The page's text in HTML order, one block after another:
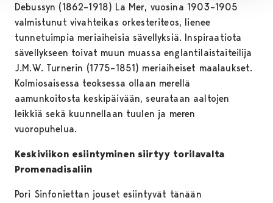
Debussyn (1862–1918) La Mer, vuosina 1903–1905
valmistunut vivahteikas orkesteriteos, lienee
tunnetuimpia meriaiheisia sävellyksiä. Inspiraatiota
sävellykseen toivat muun muassa englantilaistaiteilija
J.M.W. Turnerin (1775–1851) meriaiheiset maalaukset.
Kolmiosaisessa teoksessa ollaan merellä
aamunkoitosta keskipäivään, seurataan aaltojen
leikkiä sekä kuunnellaan tuulen ja meren
vuoropuhelua.
Keskiviikon esiintyminen siirtyy torilavalta
Promenadisaliin
Pori Sinfoniettan jouset esiintyvät tänään